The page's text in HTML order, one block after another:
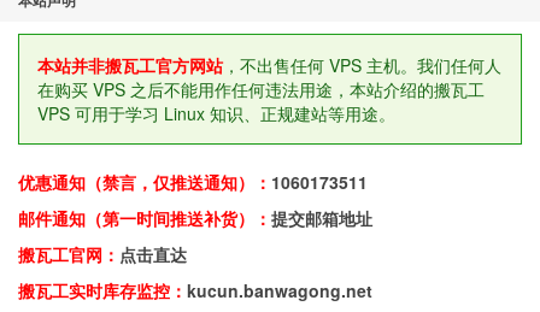
本站并非搬瓦工官方网站，不出售任何 VPS 主机。我们任何人
在购买 VPS 之后不能用作任何违法用途，本站介绍的搬瓦工
VPS 可用于学习 Linux 知识、正规建站等用途。
优惠通知（禁言，仅推送通知）： 1060173511
邮件通知（第一时间推送补货）： 提交邮箱地址
搬瓦工官网： 点击直达
搬瓦工实时库存监控： kucun.banwagong.net